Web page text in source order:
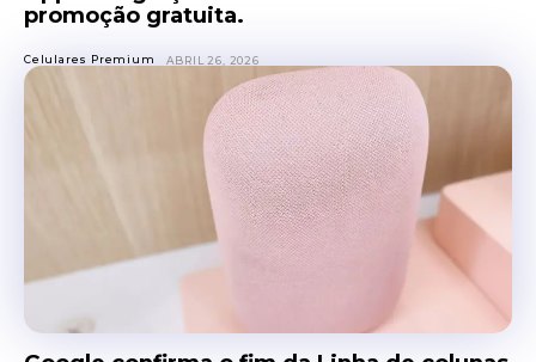
promoção gratuita.
Celulares Premium ABRIL 26, 2026